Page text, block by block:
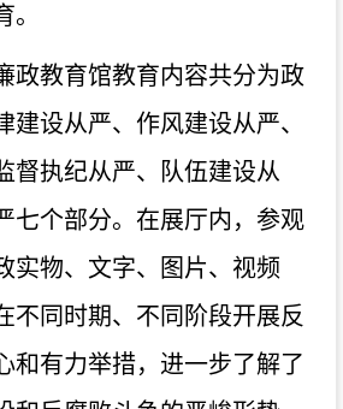
政教育馆教育内容共分为政
建设从严、作风建设从严、
督执纪从严、队伍建设从
七个部分。在展厅内，参观
实物、文字、图片、视频
不同时期、不同阶段开展反
和有力举措，进一步了解了